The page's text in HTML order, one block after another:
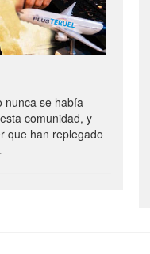
se había
comunidad, y
que han replegado